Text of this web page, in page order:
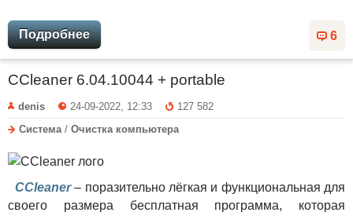
6
Подробнее
CCleaner 6.04.10044 + portable
denis 24-09-2022, 12:33
127 582
Система/ Очистка компьютера
CCleaner– поразительно лёгкая и функциональная для
своего размера бесплатная программа, которая